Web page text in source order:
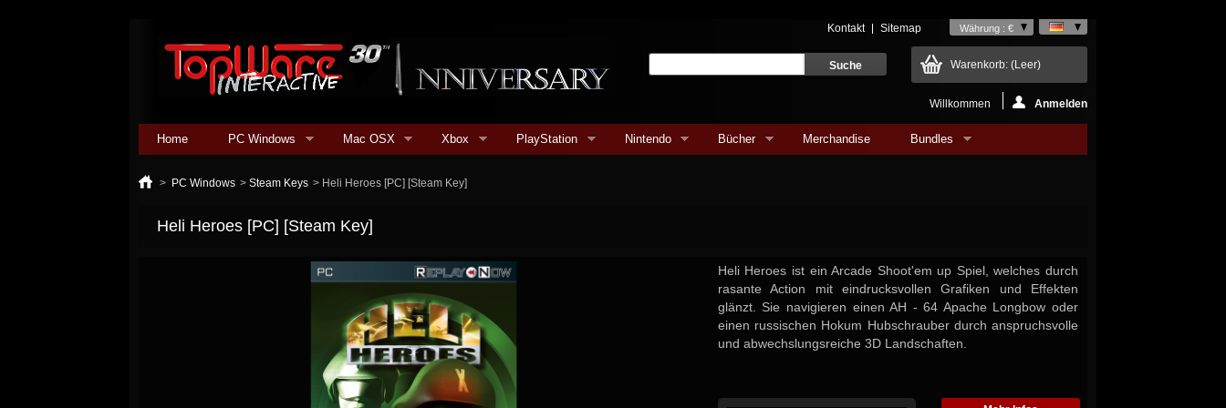
Währung : €
Kontakt Sitemap
Warenkorb: (Leer)
Willkommen Anmelden
Home PC Windows Mac OSX Xbox PlayStation Nintendo Bücher Merchandise Bundles
> PC Windows > Steam Keys > Heli Heroes [PC] [Steam Key]
Heli Heroes [PC] [Steam Key]
Heli Heroes ist ein Arcade Shoot'em up Spiel, welches durch
rasante Action mit eindrucksvollen Grafiken und Effekten
glänzt. Sie navigieren einen AH - 64 Apache Longbow oder
einen russischen Hokum Hubschrauber durch anspruchsvolle
und abwechslungsreiche 3D Landschaften.